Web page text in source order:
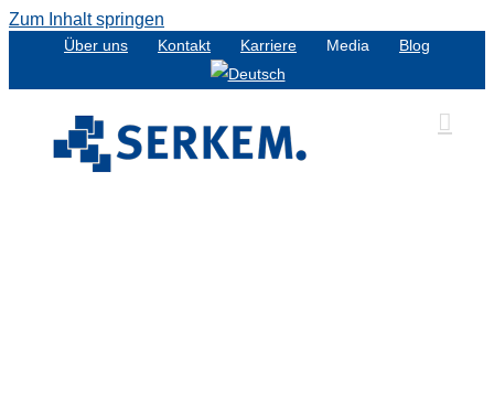
Zum Inhalt springen
Über uns Kontakt Karriere Media Blog